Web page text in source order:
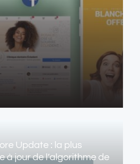
Update : la plus
à jour de l’algorithme de